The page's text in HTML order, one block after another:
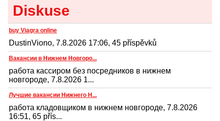
Diskuse
buy Viagra online
DustinViono, 7.8.2026 17:06, 45 příspěvků
Вакансии в Нижнем Новгоро...
работа кассиром без посредников в нижнем
новгороде, 7.8.2026 1...
Лучшие вакансии Нижнего Н...
работа кладовщиком в нижнем новгороде, 7.8.2026
16:51, 65 přís...